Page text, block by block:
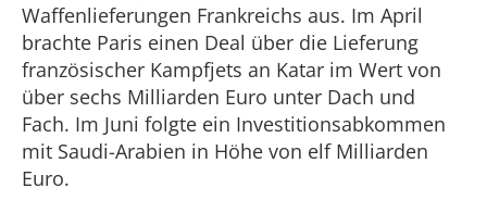
Waffenlieferungen Frankreichs aus. Im April
brachte Paris einen Deal über die Lieferung
französischer Kampfjets an Katar im Wert von
über sechs Milliarden Euro unter Dach und
Fach. Im Juni folgte ein Investitionsabkommen
mit Saudi-Arabien in Höhe von elf Milliarden
Euro.